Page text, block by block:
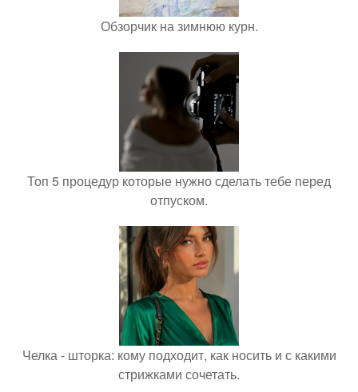
Обзорчик на зимнюю курн.
Топ 5 процедур которые нужно сделать тебе перед
отпуском.
Челка - шторка: кому подходит, как носить и с какими
стрижками сочетать.